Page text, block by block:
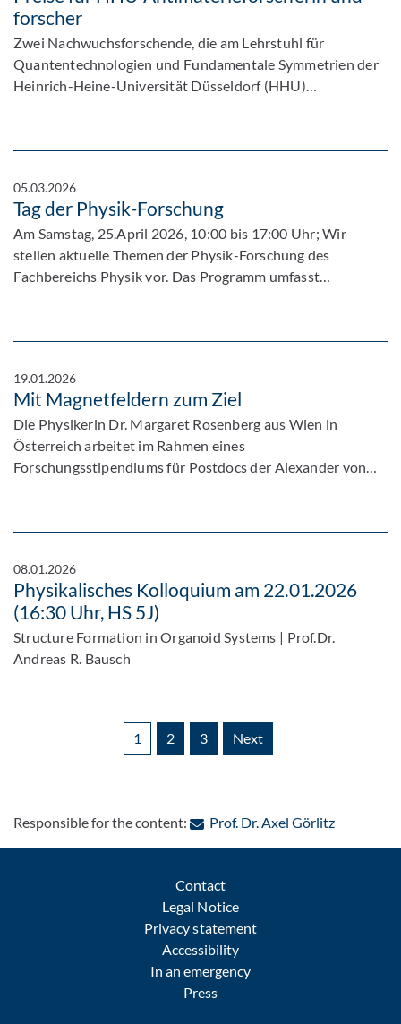
forscher
Zwei Nachwuchsforschende, die am Lehrstuhl für
Quantentechnologien und Fundamentale Symmetrien der
Heinrich-Heine-Universität Düsseldorf (HHU)…
05.03.2026
Tag der Physik-Forschung
Am Samstag, 25.April 2026, 10:00 bis 17:00 Uhr; Wir
stellen aktuelle Themen der Physik-Forschung des
Fachbereichs Physik vor. Das Programm umfasst…
19.01.2026
Mit Magnetfeldern zum Ziel
Die Physikerin Dr. Margaret Rosenberg aus Wien in
Österreich arbeitet im Rahmen eines
Forschungsstipendiums für Postdocs der Alexander von…
08.01.2026
Physikalisches Kolloquium am 22.01.2026
(16:30 Uhr, HS 5J)
Structure Formation in Organoid Systems | Prof.Dr.
Andreas R. Bausch
1 2 3 Next
Responsible for the content: Prof. Dr. Axel Görlitz: Contact
Contact
Legal Notice
Privacy statement
Accessibility
In an emergency
Press